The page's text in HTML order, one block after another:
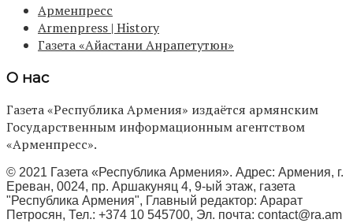
Арменпресс
Armenpress | History
Газета «Айастани Анрапетутюн»
О нас
Газета «Республика Армения» издаётся армянским
Государственным информационным агентством
«Арменпресс».
© 2021 Газета «Республика Армения». Адрес: Армения, г.
Ереван, 0024, пр. Аршакуняц 4, 9-ый этаж, газета
"Республика Армения", Главный редактор: Арарат
Петросян, Тел.: +374 10 545700, Эл. почта: contact@ra.am